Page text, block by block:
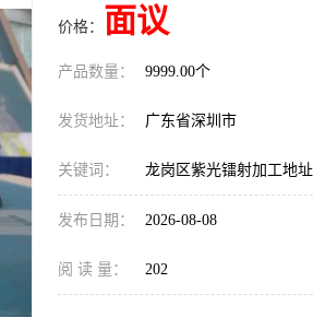
价格： 面议
产品数量： 9999.00个
发货地址： 广东省深圳市
关键词： 龙岗区紫光镭射加工地址
发布日期： 2026-08-08
阅 读 量： 202